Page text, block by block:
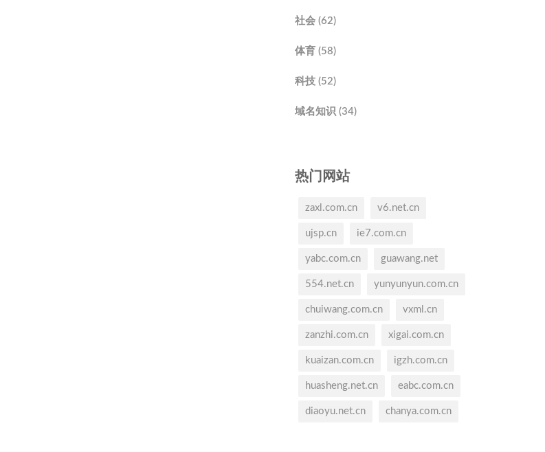
社会 (62)
体育 (58)
科技 (52)
域名知识 (34)
热门网站
zaxl.com.cn v6.net.cn
ujsp.cn ie7.com.cn
yabc.com.cn guawang.net
554.net.cn yunyunyun.com.cn
chuiwang.com.cn vxml.cn
zanzhi.com.cn xigai.com.cn
kuaizan.com.cn igzh.com.cn
huasheng.net.cn eabc.com.cn
diaoyu.net.cn chanya.com.cn